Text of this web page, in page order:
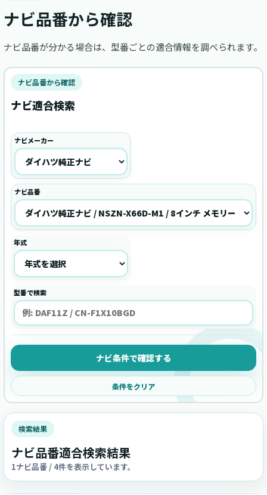
ナビ品番から確認
ナビ品番が分かる場合は、型番ごとの適合情報を調べられます。
ナビ品番から確認
ナビ適合検索
ナビメーカー
ナビ品番
年式
型番で検索
ナビ条件で確認する
条件をクリア
検索結果
ナビ品番適合検索結果
1ナビ品番 / 4件を表示しています。